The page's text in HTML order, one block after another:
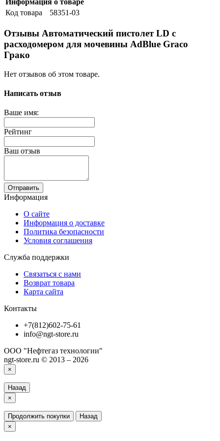
Информация о товаре
Код товара
58351-03
Отзывы Автоматический пистолет LD с
расходомером для мочевины AdBlue Graco
Грако
Нет отзывов об этом товаре.
Написать отзыв
Ваше имя:
Рейтинг
Ваш отзыв
Отправить
Информация
О сайте
Информация о доставке
Политика безопасности
Условия соглашения
Служба поддержки
Связаться с нами
Возврат товара
Карта сайта
Контакты
+7(812)602-75-61
info@ngt-store.ru
ООО "Нефтегаз технологии"
ngt-store.ru © 2013 – 2026
×
Назад
×
Продолжить покупки
Назад
×